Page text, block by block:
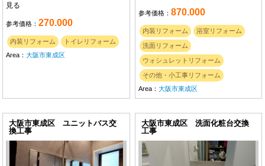
見る
参考価格：270.000
内装リフォーム
トイレリフォーム
Area：大阪市東成区
参考価格：870.000
内装リフォーム 浴室リフォーム
洗面リフォーム
ウォシュレットリフォーム
その他・小工事リフォーム
Area：大阪市東成区
大阪市東成区 ユニットバス交
換工事
大阪市東成区 洗面化粧台交換
工事